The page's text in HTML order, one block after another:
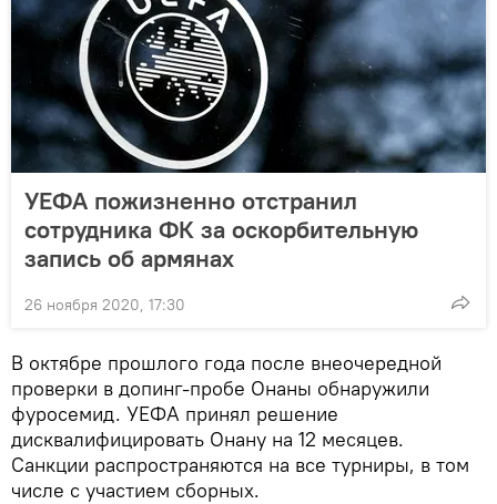
УЕФА пожизненно отстранил
сотрудника ФК за оскорбительную
запись об армянах
26 ноября 2020, 17:30
В октябре прошлого года после внеочередной
проверки в допинг-пробе Онаны обнаружили
фуросемид. УЕФА принял решение
дисквалифицировать Онану на 12 месяцев.
Санкции распространяются на все турниры, в том
числе с участием сборных.